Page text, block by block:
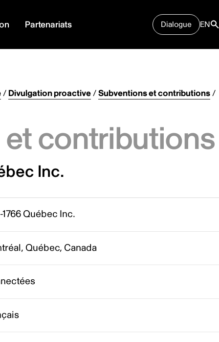
Partenariats Dialogue EN
/ Divulgation proactive/Subventions et contributions/
contributions
Inc.
1766 Québec Inc.
Québec, Canada